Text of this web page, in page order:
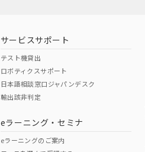
サービスサポート
テスト機貸出
ロボティクスサポート
日本語相談窓口ジャパンデスク
輸出該非判定
eラーニング・セミナ
eラーニングのご案内